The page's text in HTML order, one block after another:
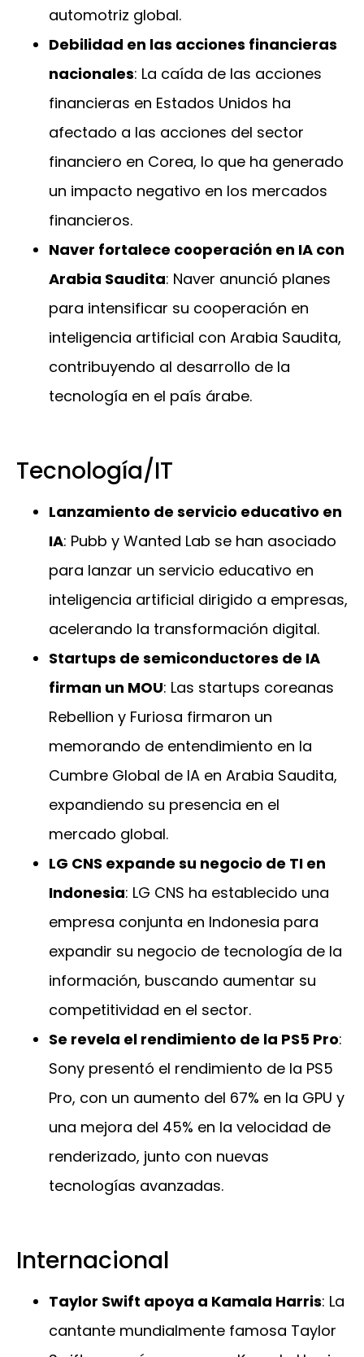
automotriz global.
Debilidad en las acciones financieras
nacionales: La caída de las acciones
financieras en Estados Unidos ha
afectado a las acciones del sector
financiero en Corea, lo que ha generado
un impacto negativo en los mercados
financieros.
Naver fortalece cooperación en IA con
Arabia Saudita: Naver anunció planes
para intensificar su cooperación en
inteligencia artificial con Arabia Saudita,
contribuyendo al desarrollo de la
tecnología en el país árabe.
Tecnología/IT
Lanzamiento de servicio educativo en
IA: Pubb y Wanted Lab se han asociado
para lanzar un servicio educativo en
inteligencia artificial dirigido a empresas,
acelerando la transformación digital.
Startups de semiconductores de IA
firman un MOU: Las startups coreanas
Rebellion y Furiosa firmaron un
memorando de entendimiento en la
Cumbre Global de IA en Arabia Saudita,
expandiendo su presencia en el
mercado global.
LG CNS expande su negocio de TI en
Indonesia: LG CNS ha establecido una
empresa conjunta en Indonesia para
expandir su negocio de tecnología de la
información, buscando aumentar su
competitividad en el sector.
Se revela el rendimiento de la PS5 Pro:
Sony presentó el rendimiento de la PS5
Pro, con un aumento del 67% en la GPU y
una mejora del 45% en la velocidad de
renderizado, junto con nuevas
tecnologías avanzadas.
Internacional
Taylor Swift apoya a Kamala Harris: La
cantante mundialmente famosa Taylor